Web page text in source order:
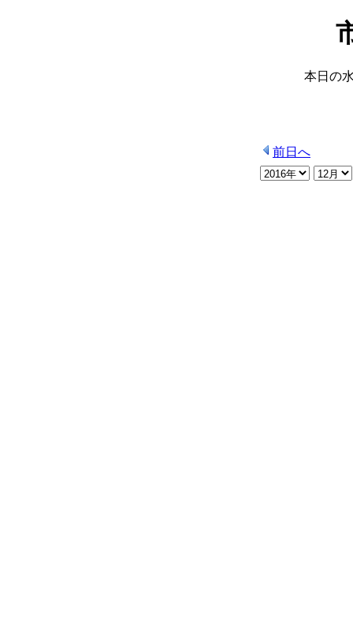
本日の
前日へ